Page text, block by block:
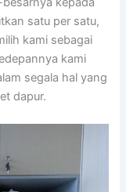
satu per satu,
kami sebagai
kami
segala hal yang
dapur.